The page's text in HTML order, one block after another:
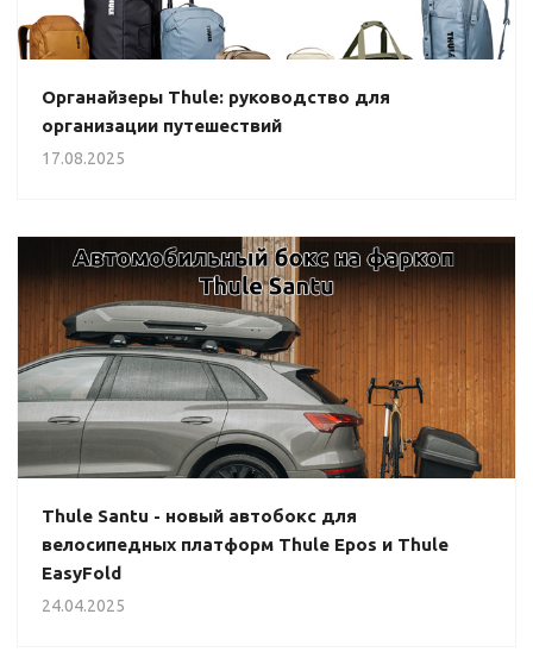
Органайзеры Thule: руководство для
организации путешествий
17.08.2025
Thule Santu - новый автобокс для
велосипедных платформ Thule Epos и Thule
EasyFold
24.04.2025